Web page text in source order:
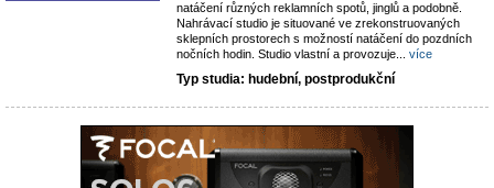
natáčení různých reklamních spotů, jinglů a podobně.
Nahrávací studio je situované ve zrekonstruovaných
sklepních prostorech s možností natáčení do pozdních
nočních hodin. Studio vlastní a provozuje
více
Typ studia: hudební, postprodukční